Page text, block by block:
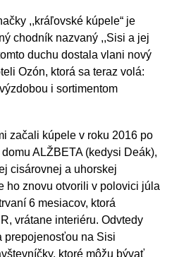
,,kráľovské kúpele“ je
chodník nazvaný ,,Sisi a jej
duchu dostala vlani nový
Ozón, ktorá sa teraz volá:
i sortimentom
začali kúpele v roku 2016 po
ALŽBETA (kedysi Deák),
cisárovnej a uhorskej
ho znovu otvorili v polovici júla
6 mesiacov, ktorá
vrátane interiéru. Odvtedy
prepojenosťou na Sisi
ktoré môžu bývať